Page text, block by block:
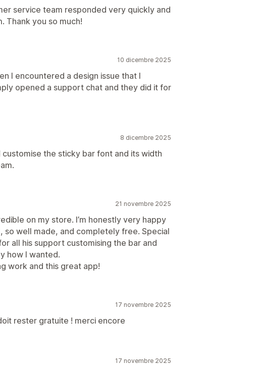
service team responded very quickly and
Thank you so much!
10 dicembre 2025
I encountered a design issue that I
opened a support chat and they did it for
8 dicembre 2025
the sticky bar font and its width
21 novembre 2025
on my store. I’m honestly very happy
so well made, and completely free. Special
all his support customising the bar and
how I wanted.
work and this great app!
17 novembre 2025
rester gratuite ! merci encore
17 novembre 2025